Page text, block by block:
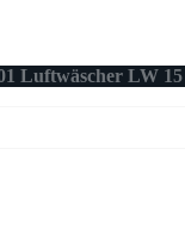
Luftwäscher LW 15